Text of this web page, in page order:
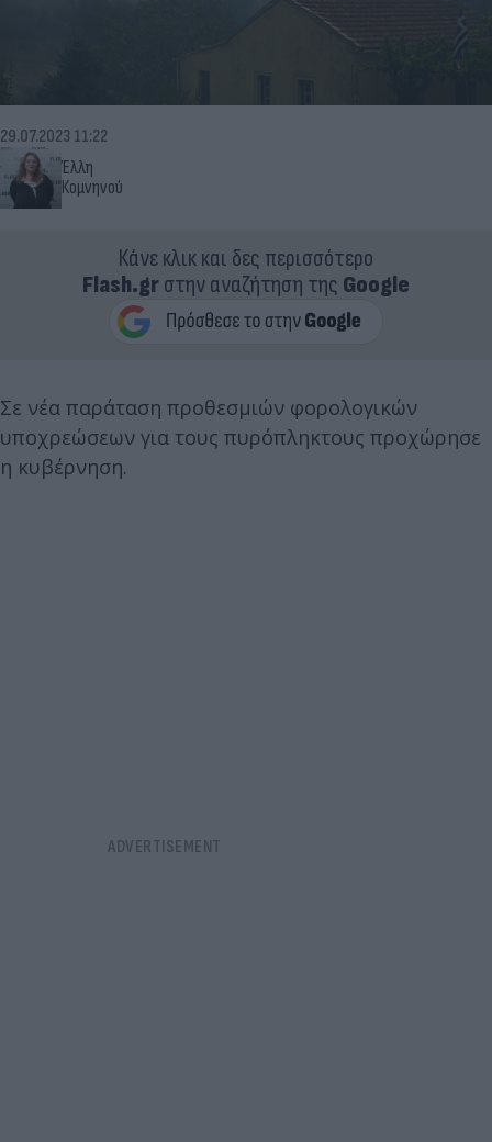
Έλλη
Κομνηνού
29.07.2023 11:22
Κάνε κλικ και δες περισσότερο
Flash.grστην αναζήτηση της Google
Σε νέα παράταση προθεσμιών φορολογικών
υποχρεώσεων για τους πυρόπληκτους προχώρησε
η κυβέρνηση.